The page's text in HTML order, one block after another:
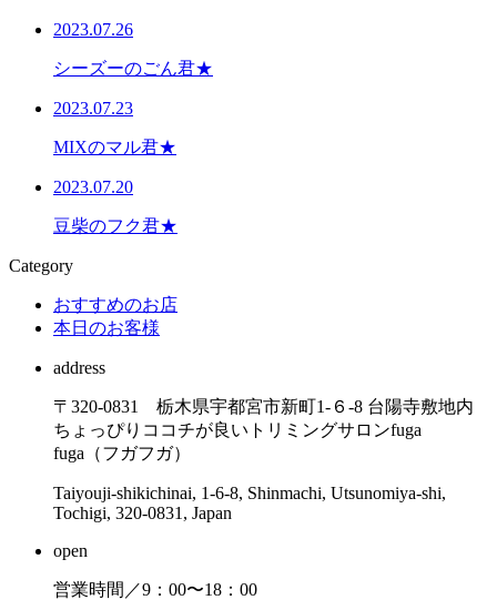
2023.07.26
シーズーのごん君★
2023.07.23
MIXのマル君★
2023.07.20
豆柴のフク君★
Category
おすすめのお店
本日のお客様
address
〒320-0831 栃木県宇都宮市新町1-６-8 台陽寺敷地内
ちょっぴりココチが良いトリミングサロンfuga
fuga（フガフガ）
Taiyouji-shikichinai, 1-6-8, Shinmachi, Utsunomiya-shi,
Tochigi, 320-0831, Japan
open
営業時間／9：00〜18：00